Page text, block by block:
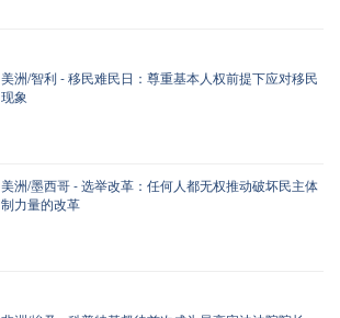
美洲/智利 - 移民难民日：尊重基本人权前提下应对移民
现象
美洲/墨西哥 - 选举改革：任何人都无权推动破坏民主体
制力量的改革